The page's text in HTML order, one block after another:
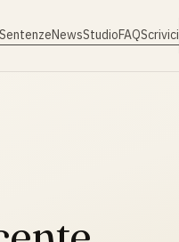
SentenzeNewsStudioFAQScrivici